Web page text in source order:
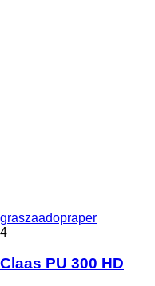
graszaadopraper
4
Claas PU 300 HD